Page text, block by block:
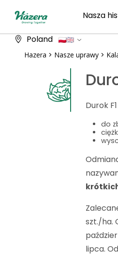
Nasza
Poland
Hazera > Nasze uprawy >
Durok
do
szt./ha.
lipca.